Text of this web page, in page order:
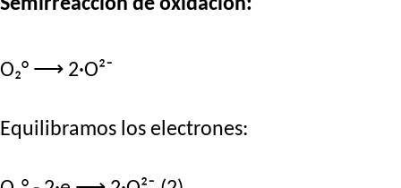
O₂° ⟶ 2·O²⁻
Equilibramos los electrones: